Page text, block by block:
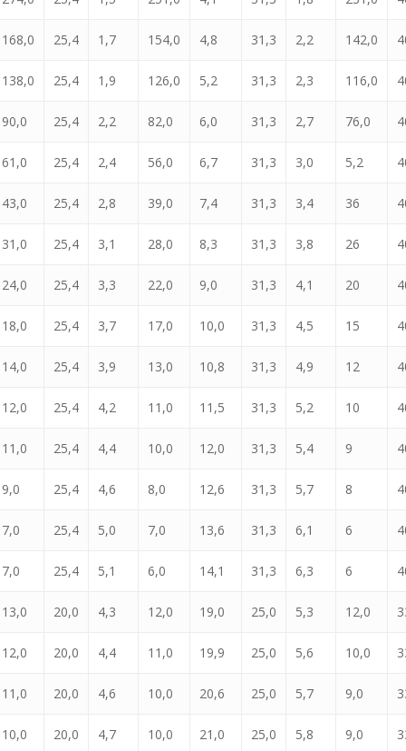
168,0 25,4 1,7 154,0 4,8 31,3 2,2 142,0
138,0 25,4 1,9 126,0 5,2 31,3 2,3 116,0
90,0 25,4 2,2 82,0 6,0 31,3 2,7 76,0
61,0 25,4 2,4 56,0 6,7 31,3 3,0 5,2
43,0 25,4 2,8 39,0 7,4 31,3 3,4 36
31,0 25,4 3,1 28,0 8,3 31,3 3,8 26
24,0 25,4 3,3 22,0 9,0 31,3 4,1 20
18,0 25,4 3,7 17,0 10,0 31,3 4,5 15
14,0 25,4 3,9 13,0 10,8 31,3 4,9 12
12,0 25,4 4,2 11,0 11,5 31,3 5,2 10
11,0 25,4 4,4 10,0 12,0 31,3 5,4 9
9,0 25,4 4,6 8,0 12,6 31,3 5,7 8
7,0 25,4 5,0 7,0 13,6 31,3 6,1 6
7,0 25,4 5,1 6,0 14,1 31,3 6,3 6
13,0 20,0 4,3 12,0 19,0 25,0 5,3 12,0
12,0 20,0 4,4 11,0 19,9 25,0 5,6 10,0
11,0 20,0 4,6 10,0 20,6 25,0 5,7 9,0
10,0 20,0 4,7 10,0 21,0 25,0 5,8 9,0